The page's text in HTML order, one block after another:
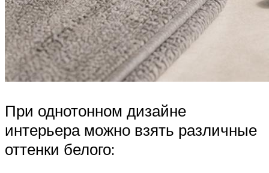
При однотонном дизайне
интерьера можно взять различные
оттенки белого: